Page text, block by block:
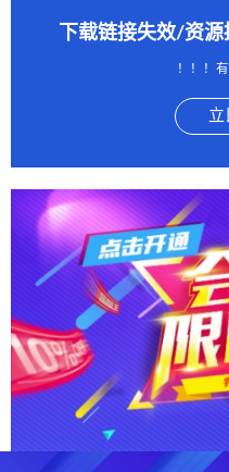
下载链接失效/资
！！！
立